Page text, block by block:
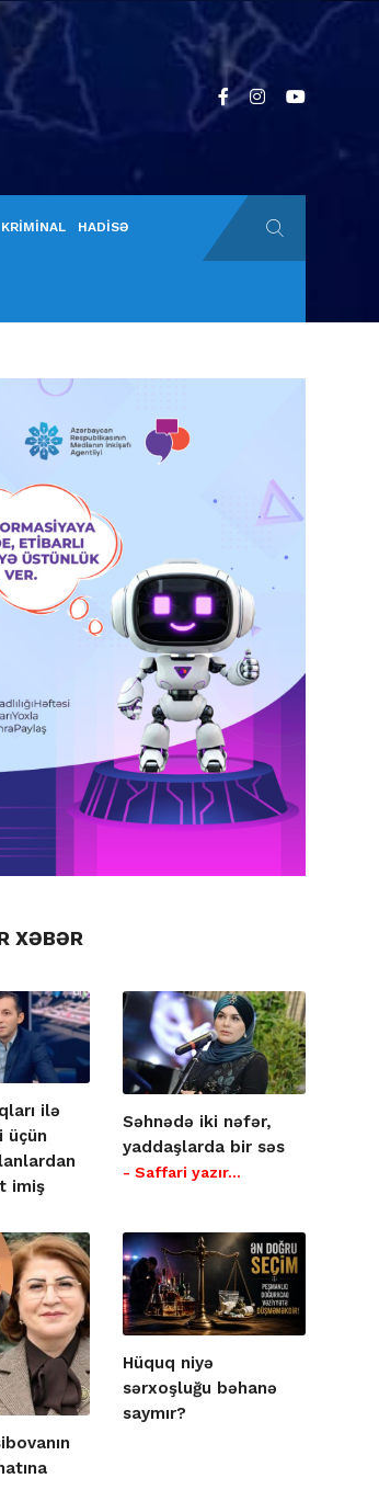
KRİMİNAL HADİSƏ
XƏBƏR
ilə
üçün
imiş
Səhnədə iki nəfər,
yaddaşlarda bir səs
- Saffari yazır…
Hüquq niyə
sərxoşluğu bəhanə
saymır?